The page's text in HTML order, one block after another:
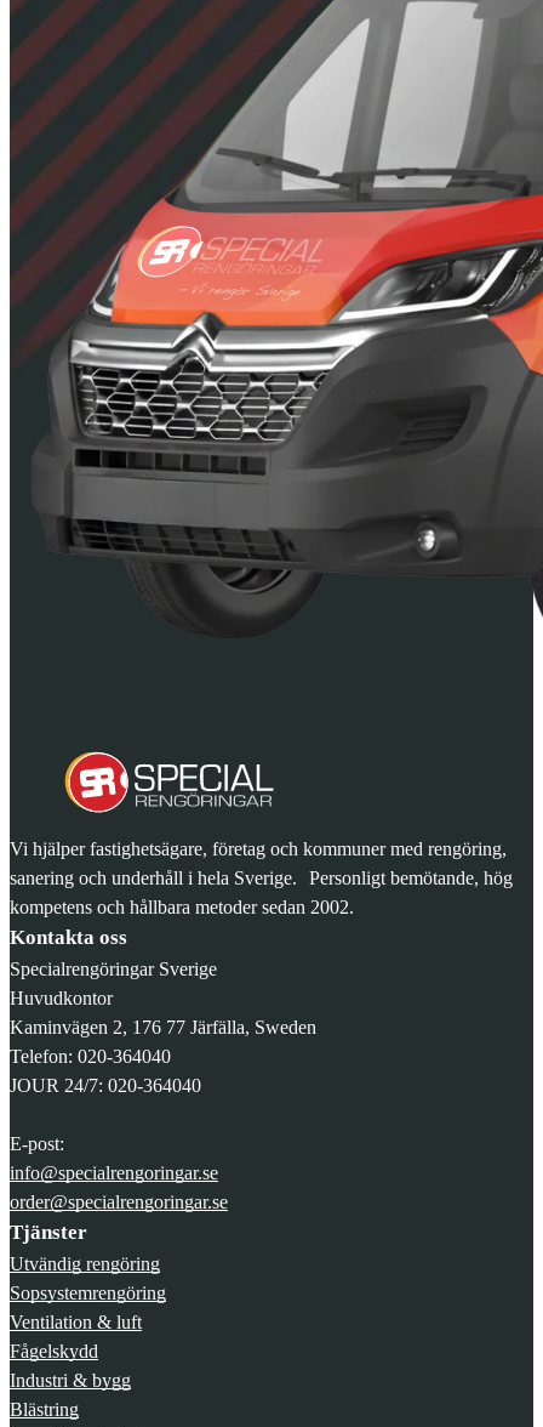
Vi hjälper fastighetsägare, företag och kommuner med rengöring,
sanering och underhåll i hela Sverige. Personligt bemötande, hög
kompetens och hållbara metoder sedan 2002.
Kontakta oss
Specialrengöringar Sverige
Huvudkontor
Kaminvägen 2, 176 77 Järfälla, Sweden
Telefon: 020-364040
JOUR 24/7: 020-364040
E-post:
info@specialrengoringar.se
order@specialrengoringar.se
Tjänster
Utvändig rengöring
Sopsystemrengöring
Ventilation & luft
Fågelskydd
Industri & bygg
Blästring